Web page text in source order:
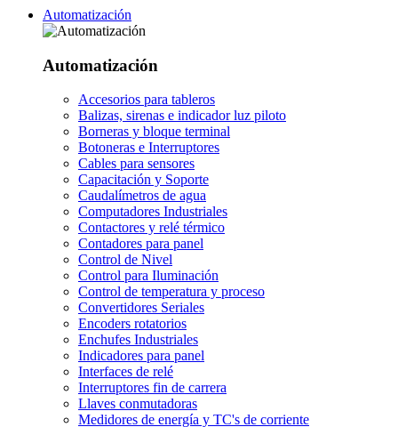
Automatización
Automatización
Accesorios para tableros
Balizas, sirenas e indicador luz piloto
Borneras y bloque terminal
Botoneras e Interruptores
Cables para sensores
Capacitación y Soporte
Caudalímetros de agua
Computadores Industriales
Contactores y relé térmico
Contadores para panel
Control de Nivel
Control para Iluminación
Control de temperatura y proceso
Convertidores Seriales
Encoders rotatorios
Enchufes Industriales
Indicadores para panel
Interfaces de relé
Interruptores fin de carrera
Llaves conmutadoras
Medidores de energía y TC's de corriente